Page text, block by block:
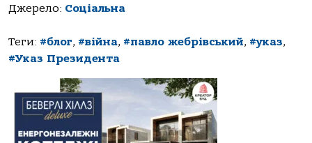
Джерело: Соціальна
Теги: #блог, #війна, #павло жебрівський, #указ,
#Указ Президента